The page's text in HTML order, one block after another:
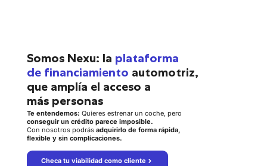
Somos Nexu: la plataforma
de financiamiento automotriz,
que amplía el acceso a
más personas
Te entendemos: Quieres estrenar un coche, pero
conseguir un crédito parece imposible.
Con nosotros podrás adquirirlo de forma rápida,
flexible y sin complicaciones.
Checa tu viabilidad como cliente